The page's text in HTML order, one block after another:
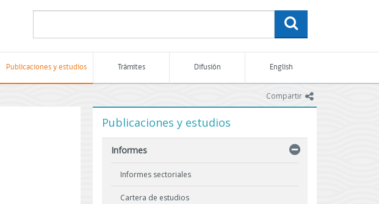
Publicaciones y estudios Trámites Difusión English
Compartir icono
Publicaciones y estudios
Informes
Informes sectoriales
Cartera de estudios